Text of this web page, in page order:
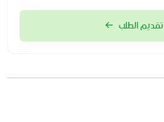
تقديم الطلب